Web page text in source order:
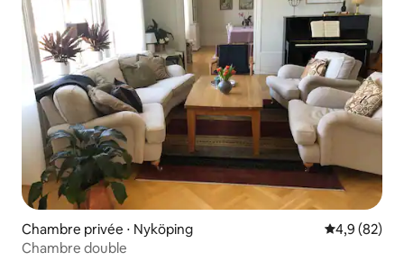
Chambre privée ⋅ Nyköping Évaluation
4,9 (82)
Chambre double